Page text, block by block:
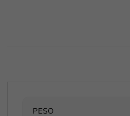
PESO